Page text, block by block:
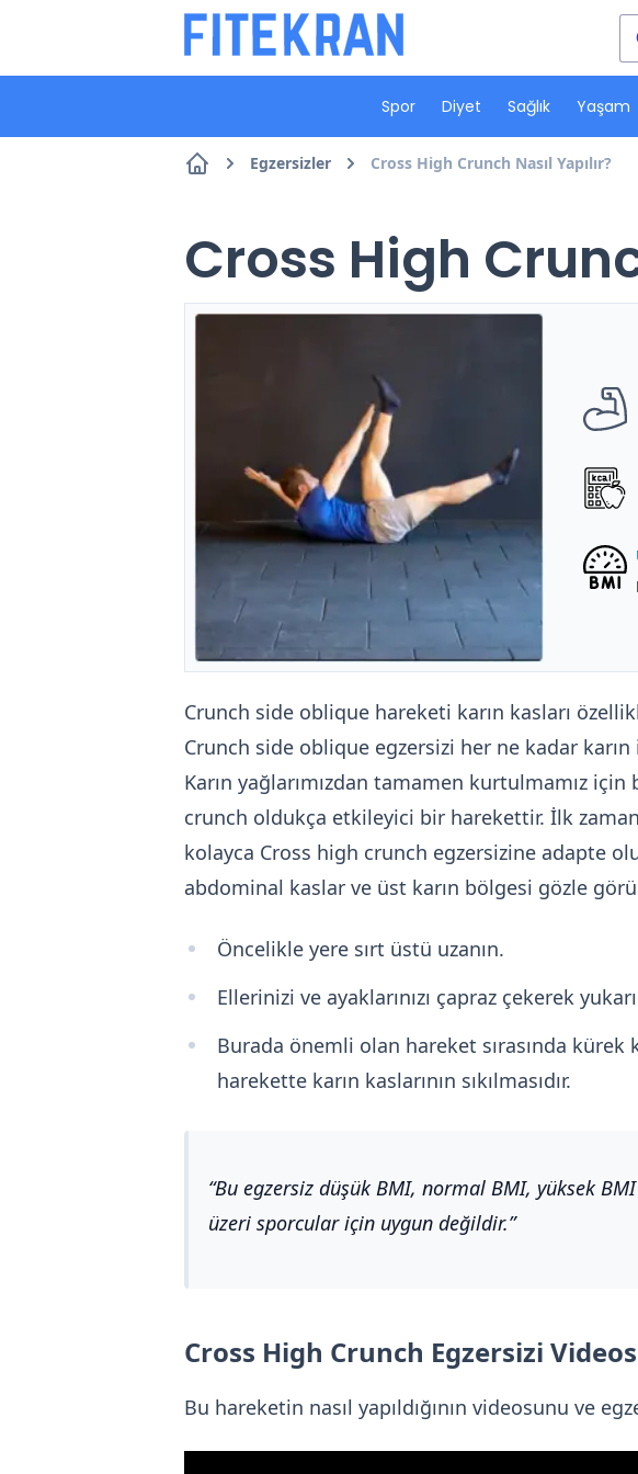
Spor Diyet Sağlık Yaşam
Egzersizler Cross High Crunch Nasıl Yapılır?
Cross High
Crunch side oblique hareketi karın kasları
Crunch side oblique egzersizi her ne kadar
Karın yağlarımızdan tamamen kurtulmamız için
crunch oldukça etkileyici bir harekettir. İlk
kolayca Cross high crunch egzersizine adapte
abdominal kaslar ve üst karın bölgesi gözle
Öncelikle yere sırt üstü uzanın.
Ellerinizi ve ayaklarınızı çapraz çekerek
Burada önemli olan hareket sırasında
harekette karın kaslarının sıkılmasıdır.
Bu egzersiz düşük BMI, normal BMI, yüksek
üzeri sporcular için uygun değildir.
Cross High Crunch Egzersizi
Bu hareketin nasıl yapıldığının videosunu ve